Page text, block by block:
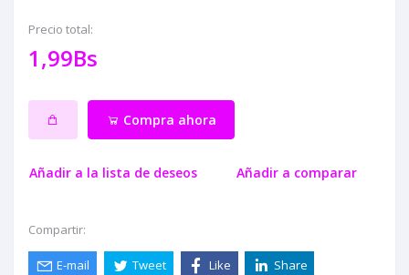
Precio total:
1,99Bs
Compra ahora
Añadir a la lista de deseos Añadir a comparar
Compartir:
E-mail Tweet Like Share